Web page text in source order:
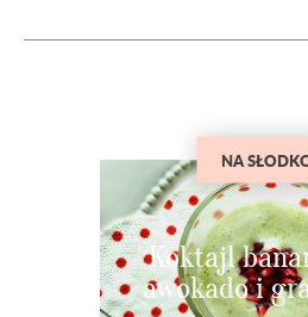
NA
Koktajl
awokado i